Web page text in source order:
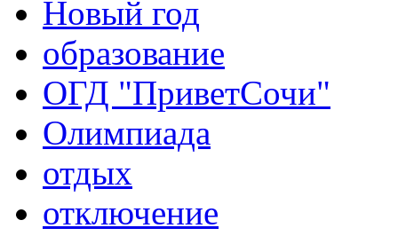
Новый год
образование
ОГД "ПриветСочи"
Олимпиада
отдых
отключение